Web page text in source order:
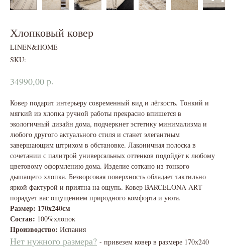
Хлопковый ковер
LINEN&HOME
SKU:
34990,00 р.
Ковер подарит интерьеру современный вид и лёгкость. Тонкий и
мягкий из хлопка ручной работы прекрасно впишется в
экологичный дизайн дома, подчеркнет эстетику минимализма и
любого другого актуального стиля и станет элегантным
завершающим штрихом в обстановке. Лаконичная полоска в
сочетании с палитрой универсальных оттенков подойдёт к любому
цветовому оформлению дома. Изделие соткано из тонкого
дышащего хлопка. Безворсовая поверхность обладает тактильно
яркой фактурой и приятна на ощупь. Ковер BARCELONA ART
порадует вас ощущением природного комфорта и уюта.
Размер: 170х240см
Состав: 100%хлопок
Производство: Испания
Нет нужного размера? - привезем ковер в размере 170х240